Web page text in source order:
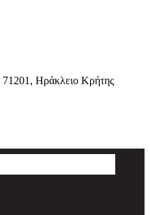
71201, Ηράκλειο Κρήτης